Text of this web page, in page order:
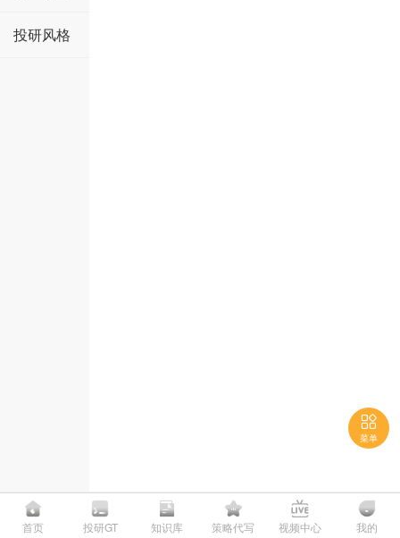
投研风格

菜单
首页 投研GT 知识库 策略代写

视频中心 我的